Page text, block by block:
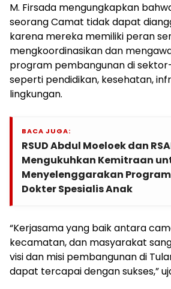
M. Firsada mengungkapkan
seorang Camat tidak dapat
karena mereka memiliki peran
mengkoordinasikan dan
program pembangunan di
seperti pendidikan, kesehatan,
lingkungan.
BACA JUGA:
RSUD Abdul Moeloek dan
Mengukuhkan Kemitraan
Menyelenggarakan
Dokter Spesialis Anak
“Kerjasama yang baik antara
kecamatan, dan masyarakat
visi dan misi pembangunan di
dapat tercapai dengan sukses,”